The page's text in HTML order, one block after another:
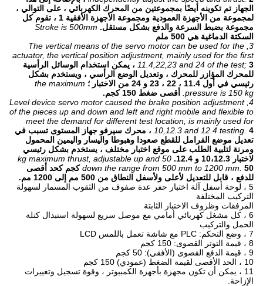
الجهاز تم تكوينه أيضًا بمجموعتين من المحرك الكهربائي ، على التوالي ،
لمجموعة من الأجهزة العمودية ومجموعة الأجهزة الأفقية 1 ، تقوم كل
مجموعة بضبط السرعة والدفع بشكل مستقل. Stroke is 500mm
السكتة الدماغية هي 500 ملم
3, The vertical means of the servo motor can be used for the
actuator, the vertical position adjustment, mainly used for the first
11.4,22,23 and 24 of the test; 3 ، يمكن استخدام الوسائل الرأسية
للمحرك المؤازر للمحرك ، وتعديل الوضع الرأسي ، ويستخدم بشكل
رئيسي في أول 11.4 ، 22 ، 23 و 24 من الاختبار ؛
the maximum
pressure is 150 kg.
أقصى ضغط 150 كجم.
4, Level device servo motor caused the brake position adjustment
of the pieces up and down and left and right mobile and flexible to
meet the demand for different test location, is mainly used for
10,12.3 and 12.4 testing. 4 ، محرك سيرفو جهاز المستوى تسبب في
تعديل موضع الفرامل للقطع صعودا وهبوطا واليسار واليمين المحمول
ومرنة لتلبية الطلب على موقع اختبار مختلف ، يستخدم بشكل رئيسي
لاختبار 10،12.3 و 12.4.
50 kg maximum thrust, adjustable up and
down the range from 500 mm to 1200 mm.50 كجم كحد أقصى
للدفع ، قابل للتعديل لأعلى ولأسفل النطاق من 500 مم إلى 1200 مم.
5 ، لوحة أسفل آلة اختبار حفر عدة صفوف من الثقوب المسمار لسهولة
التركيب المختلفة
المرفقات وظروف الاختبار الثابتة
6 ، كل مشغل كهربائي أمامي مع موصل سريع لسهولة استبدال كتلة
الحمل والتركيب
7 ، وضع التحكم: PLC مع شاشة تعمل باللمس LCD
8 ، قيمة التوتر القصوى: 150 كجم
9 ، قيمة الدفع القصوى (الأفقي): 50 كجم
10 ، الحد الأقصى لقيمة الضغط (عمودي) 150 كجم
11 ، يمكن أن تكون مجهزة بأجهزة الكمبيوتر ، وقوة تسجيل وتغييرات
الإزاحة.